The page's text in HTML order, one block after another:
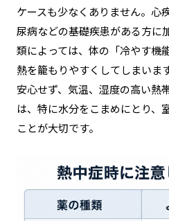
ケースも少なくありません。心
尿病などの基礎疾患がある方に
類によっては、体の「冷やす機
熱を籠もりやすくしてしまいま
安心せず、気温、湿度の高い熱
は、特に水分をこまめにとり、
ことが大切です。